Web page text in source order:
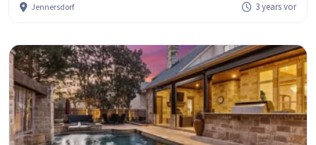
Jennersdorf 3 years vor